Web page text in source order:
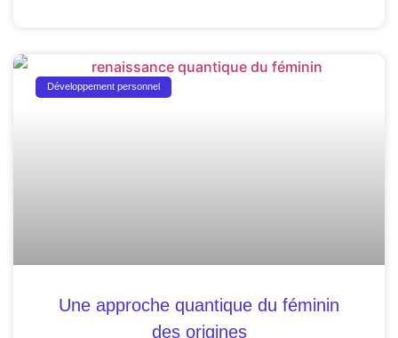
Développement personnel
Une approche quantique du féminin
des origines